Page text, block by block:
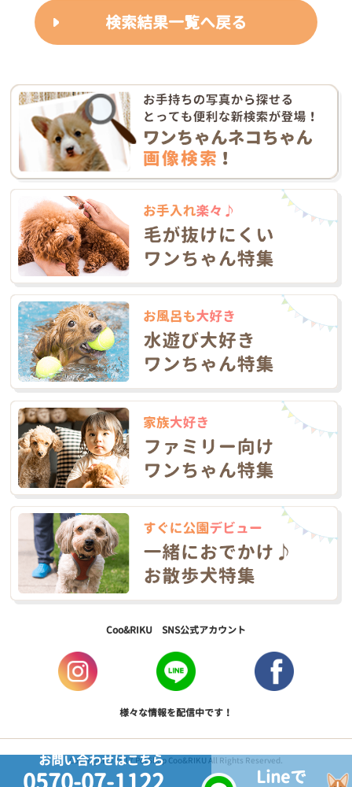
検索結果一覧へ戻る
お問い合わせはこちら
Lineで
Coo&RIKU SNS公式アカウント
様々な情報を配信中です！
Copyright © 2017 PetShop Coo&RIKU All Rights Reserved.